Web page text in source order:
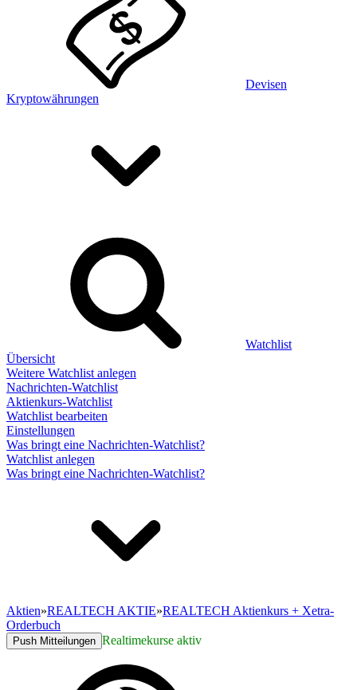
Devisen
Kryptowährungen
Watchlist
Übersicht
Weitere Watchlist anlegen
Nachrichten-Watchlist
Aktienkurs-Watchlist
Watchlist bearbeiten
Einstellungen
Was bringt eine Nachrichten-Watchlist?
Watchlist anlegen
Was bringt eine Nachrichten-Watchlist?
Aktien»REALTECH AKTIE»REALTECH Aktienkurs + Xetra-
Orderbuch
Push Mitteilungen Realtimekurse aktiv